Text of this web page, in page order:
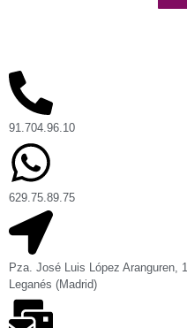
91.704.96.10
629.75.89.75
Pza. José Luis López Aranguren, 1
Leganés (Madrid)